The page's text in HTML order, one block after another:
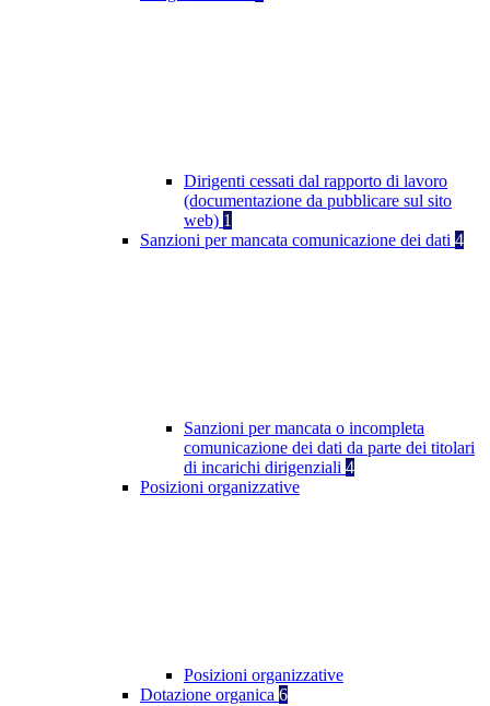
Dirigenti cessati dal rapporto di lavoro
(documentazione da pubblicare sul sito
web) 1
Sanzioni per mancata comunicazione dei dati 4
Sanzioni per mancata o incompleta
comunicazione dei dati da parte dei titolari
di incarichi dirigenziali 4
Posizioni organizzative
Posizioni organizzative
Dotazione organica 6